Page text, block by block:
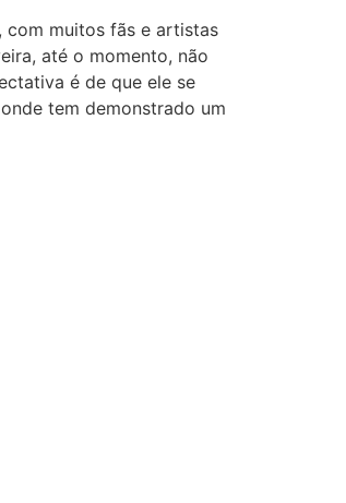
com muitos fãs e artistas
até o momento, não
é de que ele se
tem demonstrado um